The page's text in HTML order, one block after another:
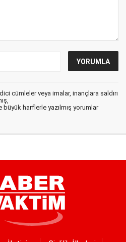
cümleler veya imalar, inançlara saldırı
harflerle yazılmış yorumlar